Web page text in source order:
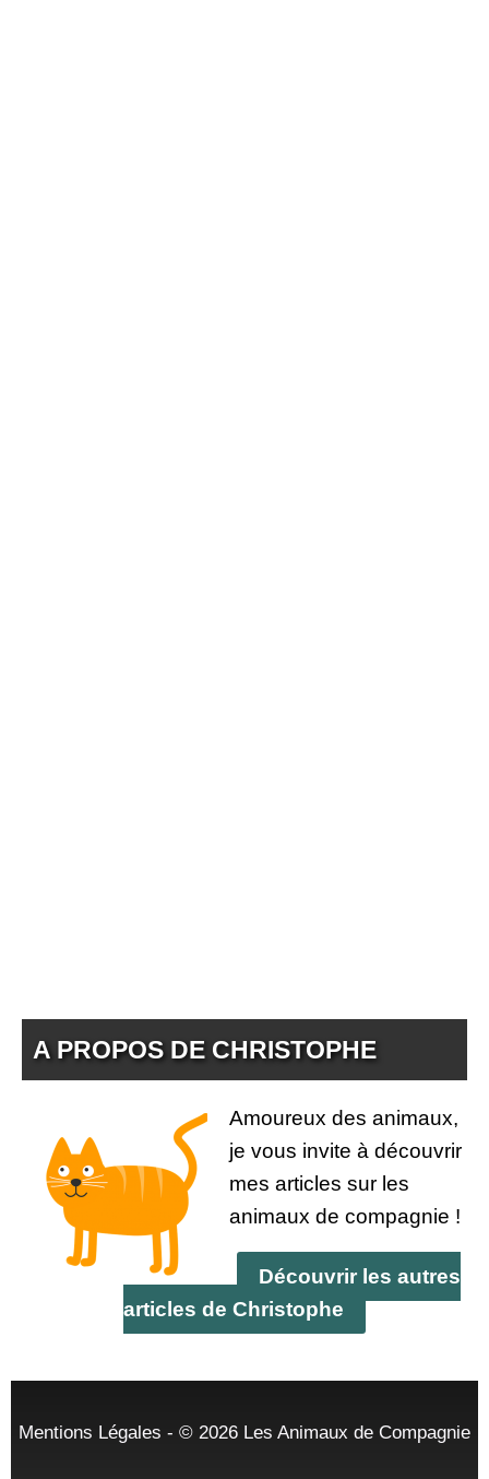
A PROPOS DE CHRISTOPHE
Amoureux des animaux,
je vous invite à découvrir
mes articles sur les
animaux de compagnie !
Découvrir les autres
articles de Christophe
Mentions Légales - © 2026 Les Animaux de Compagnie